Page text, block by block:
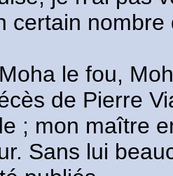
certain
le fou,
de Pierre
; mon maître
Sans lui